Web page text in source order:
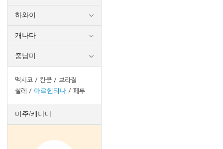
하와이
캐나다
중남미
멕시코 칸쿤
브라질
칠레
아르헨티나 페루
미주/캐나다